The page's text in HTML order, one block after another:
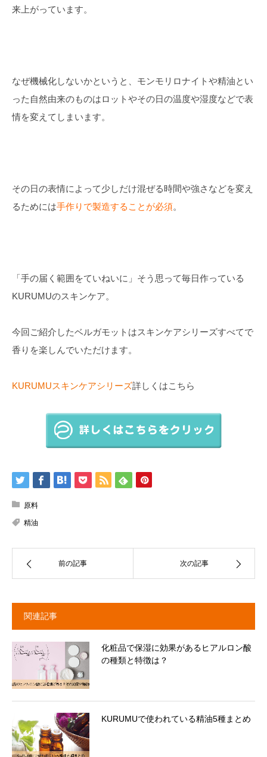
来上がっています。
なぜ機械化しないかというと、モンモリロナイトや精油とい
った自然由来のものはロットやその日の温度や湿度などで表
情を変えてしまいます。
その日の表情によって少しだけ混ぜる時間や強さなどを変え
るためには手作りで製造することが必須。
「手の届く範囲をていねいに」そう思って毎日作っている
KURUMUのスキンケア。
今回ご紹介したベルガモットはスキンケアシリーズすべてで
香りを楽しんでいただけます。
KURUMUスキンケアシリーズ詳しくはこちら
原料
精油
前の記事 次の記事
関連記事
化粧品で保湿に効果があるヒアルロン酸
の種類と特徴は？
KURUMUで使われている精油5種まとめ